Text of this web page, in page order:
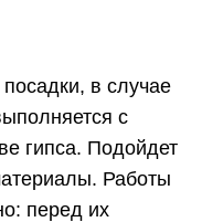
посадки, в случае
с
гипса. Подойдет
Работы
перед их